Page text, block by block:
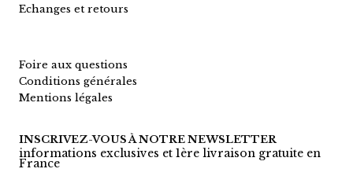
Echanges et retours
Foire aux questions
Conditions générales
Mentions légales
INSCRIVEZ-VOUS À NOTRE NEWSLETTER
informations exclusives et 1ère livraison gratuite en
France